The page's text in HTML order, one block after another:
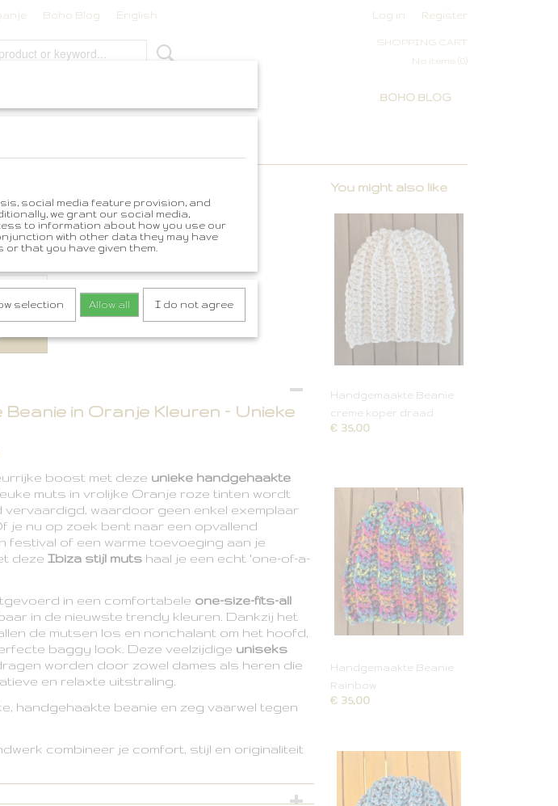
Boho Blog English Log in Register
SHOPPING CART
No items (0)
BOHO BLOG
Oranje mix
21%)
in Oranje Kleuren – Unieke
boost met deze unieke handgehaakte
muts in vrolijke Oranje roze tinten wordt
vervaardigd, waardoor geen enkel exemplaar
je nu op zoek bent naar een opvallend
festival of een warme toevoeging aan je
deze Ibiza stijl muts haal je een echt 'one-of-a-
in een comfortabele one-size-fits-all
in de nieuwste trendy kleuren. Dankzij het
de mutsen los en nonchalant om het hoofd,
baggy look. Deze veelzijdige uniseks
worden door zowel dames als heren die
en relaxte uitstraling.
handgehaakte beanie en zeg vaarwel tegen
combineer je comfort, stijl en originaliteit
You might also like
Handgemaakte Beanie
creme koper draad
€ 35,00
Handgemaakte Beanie
Rainbow
€ 35,00
social media feature provision, and
we grant our social media,
to information about how you use our
with other data they may have
that you have given them.
selection Allow all I do not agree